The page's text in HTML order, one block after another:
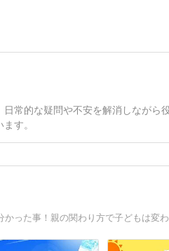
常的な疑問や不安を解消しながら
す。